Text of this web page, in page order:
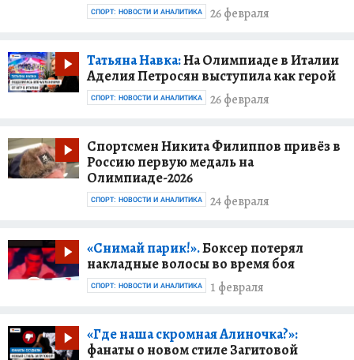
26 февраля
СПОРТ: НОВОСТИ И АНАЛИТИКА
Татьяна Навка:На Олимпиаде в Италии
Аделия Петросян выступила как герой
26 февраля
СПОРТ: НОВОСТИ И АНАЛИТИКА
Спортсмен Никита Филиппов привёз в
Россию первую медаль на
Олимпиаде-2026
24 февраля
СПОРТ: НОВОСТИ И АНАЛИТИКА
«Снимай парик!».Боксер потерял
накладные волосы во время боя
1 февраля
СПОРТ: НОВОСТИ И АНАЛИТИКА
«Где наша скромная Алиночка?»:
фанаты о новом стиле Загитовой